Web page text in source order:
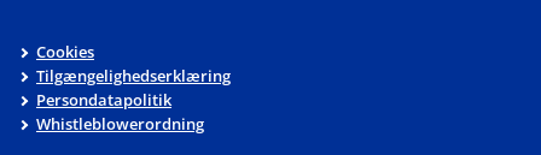
Cookies
Tilgængelighedserklæring
Persondatapolitik
Whistleblowerordning